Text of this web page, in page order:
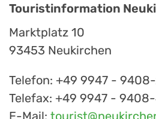
Touristinformation
Marktplatz 10
93453 Neukirchen
Telefon: +49 9947 - 9408-
Telefax: +49 9947 -
E-Mail: